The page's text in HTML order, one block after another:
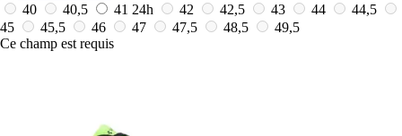
40
40,5 41 24h 42 42,5 43 44
44,5
45
45,5 46 47 47,5 48,5
49,5
Ce champ est requis